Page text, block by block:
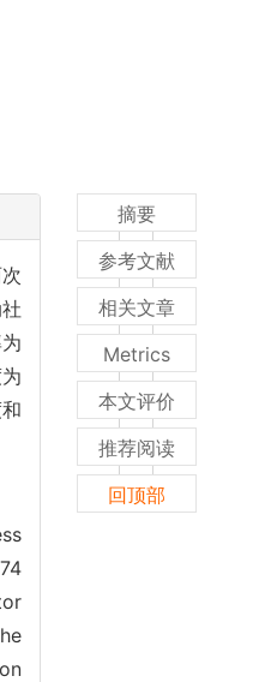
摘要
参考文献
相关文章
Metrics
本文评价
推荐阅读
回顶部